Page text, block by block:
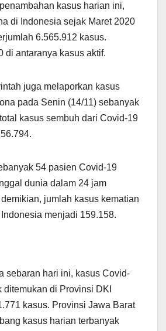
kasus harian ini,
di Indonesia sejak Maret 2020
6.565.912 kasus.
di antaranya kasus aktif.
juga melaporkan kasus
pada Senin (14/11) sebanyak
kasus sembuh dari Covid-19
54 pasien Covid-19
dunia dalam 24 jam
jumlah kasus kematian
menjadi 159.158.
sebaran hari ini, kasus Covid-
ditemukan di Provinsi DKI
kasus. Provinsi Jawa Barat
kasus harian terbanyak